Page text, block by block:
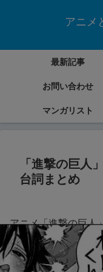
アニメ
最新記事
お問い合わせ
マンガリスト
「進撃の巨人
台詞まとめ
アニメ「進撃の巨人
とめていきます。